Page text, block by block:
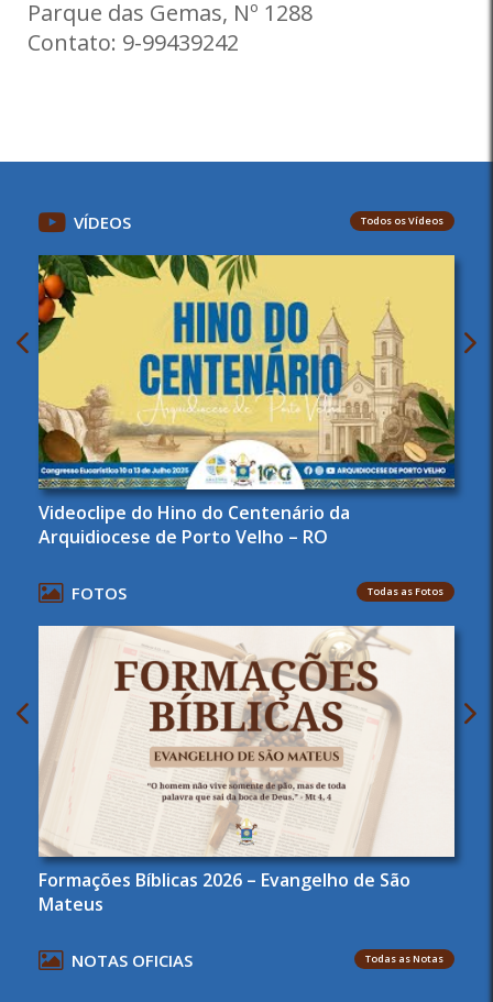
Parque das Gemas, Nº 1288
Contato: 9-99439242
VÍDEOS Todos os Vídeos
Videoclipe do Hino do Centenário da
Arquidiocese de Porto Velho – RO
FOTOS Todas as Fotos
Formações Bíblicas 2026 – Evangelho de São
Mateus
NOTAS OFICIAS Todas as Notas